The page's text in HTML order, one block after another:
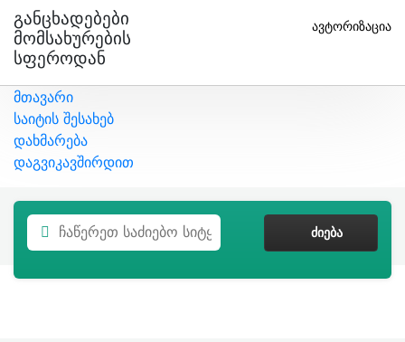
Განცხადებები
Მომსახურების
Სფეროდან
ავტორიზაცია
მთავარი
საიტის შესახებ
დახმარება
დაგვიკავშირდით
ᲫᲘᲔᲑᲐ